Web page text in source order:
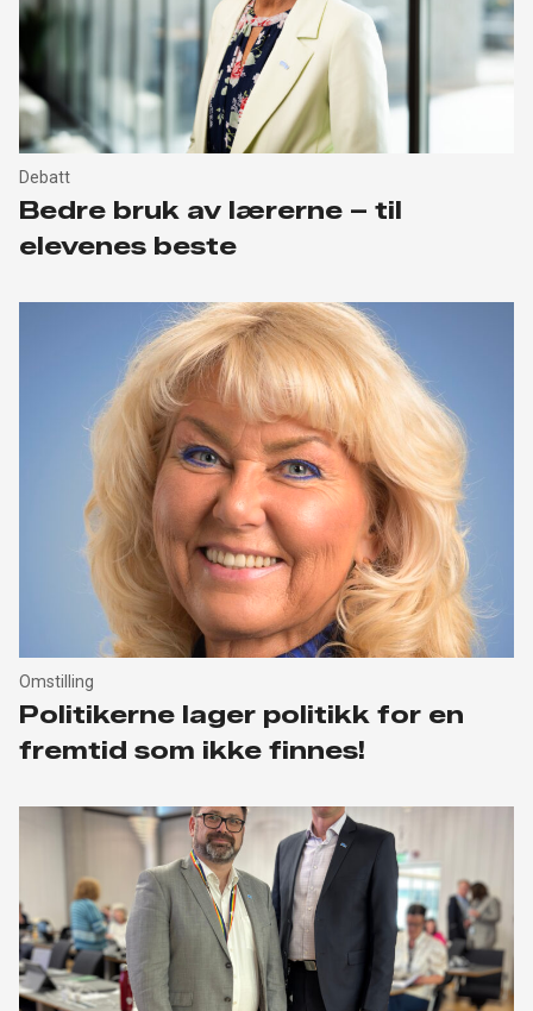
Debatt
Bedre bruk av lærerne – til
elevenes beste
Omstilling
Politikerne lager politikk for en
fremtid som ikke finnes!